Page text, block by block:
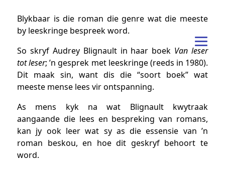
Blykbaar is die roman die genre wat die meeste
by leeskringe bespreek word.
So skryf Audrey Blignault in haar boek Van leser
tot leser; ’n gesprek met leeskringe (reeds in 1980).
Dit maak sin, want dis die “soort boek” wat
meeste mense lees vir ontspanning.
As mens kyk na wat Blignault kwytraak
aangaande die lees en bespreking van romans,
kan jy ook leer wat sy as die essensie van ’n
roman beskou, en hoe dit geskryf behoort te
word.